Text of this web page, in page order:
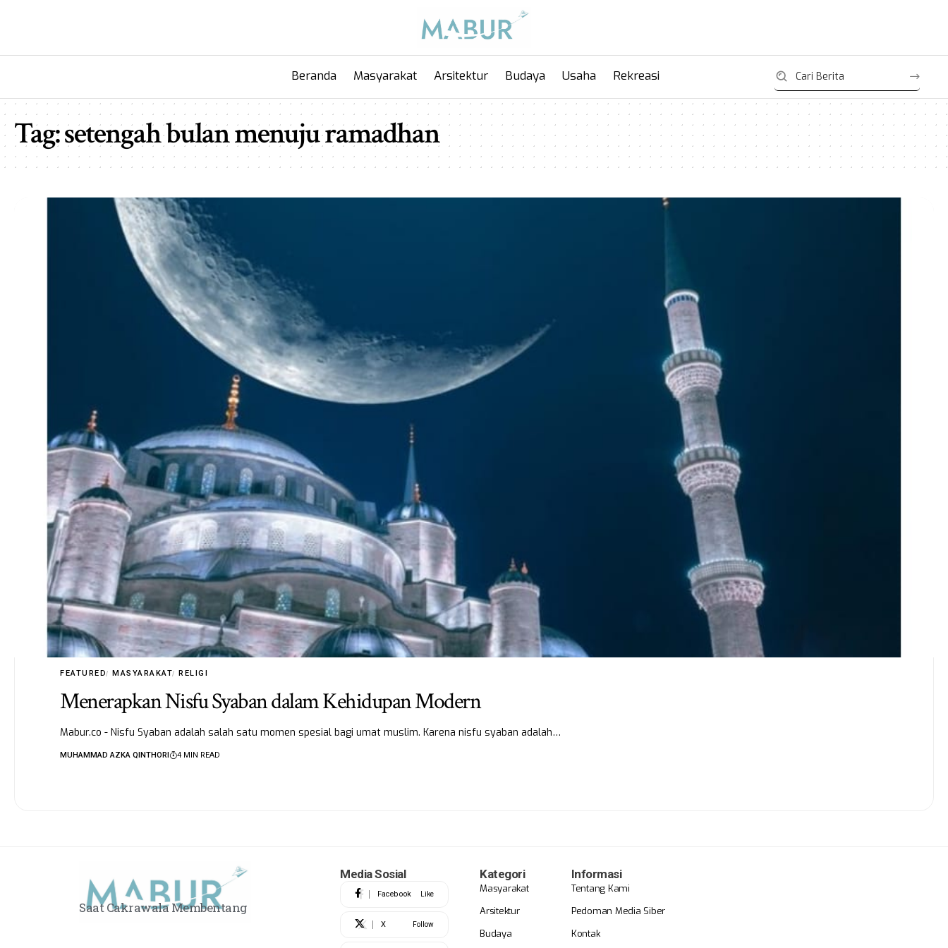
Beranda Masyarakat Arsitektur Budaya Usaha Rekreasi
Tag:setengah bulan menuju ramadhan
FEATURED MASYARAKAT RELIGI
Menerapkan Nisfu Syaban dalam Kehidupan Modern
Mabur.co - Nisfu Syaban adalah salah satu momen spesial bagi umat muslim. Karena nisfu syaban adalah…
MUHAMMAD AZKA QINTHORI 4 MIN READ
Saat Cakrawala Membentang
Media Sosial
Facebook Like
X Follow
Kategori
Masyarakat
Arsitektur
Budaya
Informasi
Tentang Kami
Pedoman Media Siber
Kontak